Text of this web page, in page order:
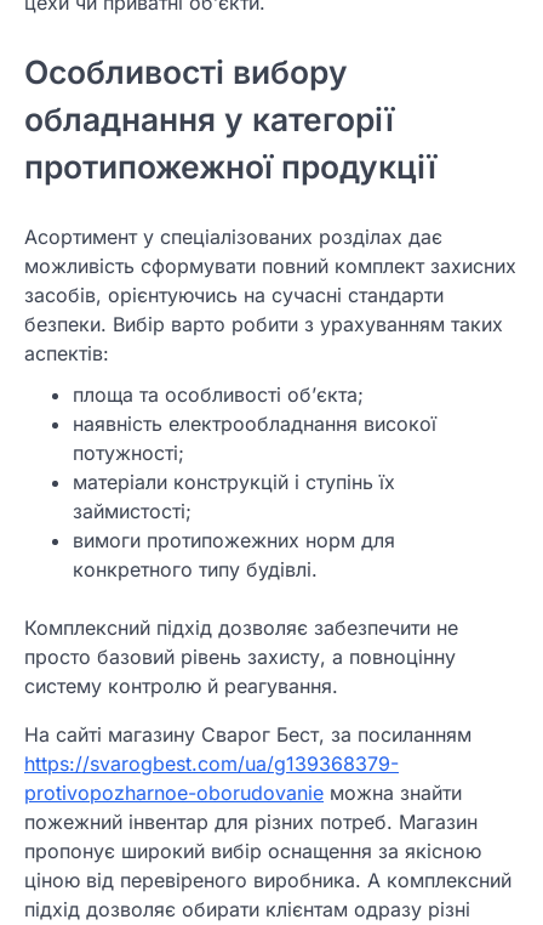
Особливості вибору
обладнання у категорії
протипожежної продукції
Асортимент у спеціалізованих розділах дає
можливість сформувати повний комплект захисних
засобів, орієнтуючись на сучасні стандарти
безпеки. Вибір варто робити з урахуванням таких
аспектів:
площа та особливості об’єкта;
наявність електрообладнання високої
потужності;
матеріали конструкцій і ступінь їх
займистості;
вимоги протипожежних норм для
конкретного типу будівлі.
Комплексний підхід дозволяє забезпечити не
просто базовий рівень захисту, а повноцінну
систему контролю й реагування.
На сайті магазину Сварог Бест, за посиланням
https://svarogbest.com/ua/g139368379-
protivopozharnoe-oborudovanie можна знайти
пожежний інвентар для різних потреб. Магазин
пропонує широкий вибір оснащення за якісною
ціною від перевіреного виробника. А комплексний
підхід дозволяє обирати клієнтам одразу різні